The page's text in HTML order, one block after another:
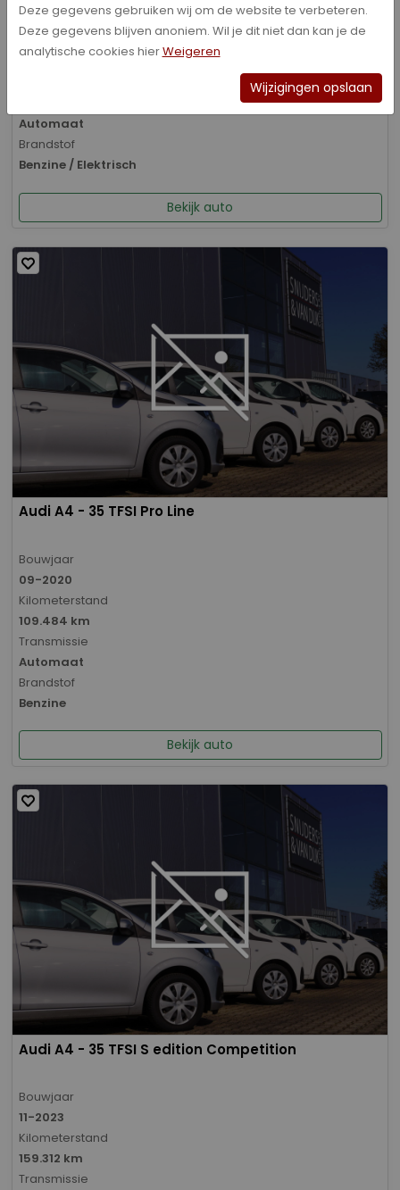
Bouwjaar
01-2026
Kilometerstand
Automaat
Brandstof
Benzine / Elektrisch
Bekijk auto
Audi A4 - 35 TFSI Pro Line
Bouwjaar
09-2020
Kilometerstand
109.484 km
Transmissie
Automaat
Brandstof
Benzine
Bekijk auto
Audi A4 - 35 TFSI S edition Competition
Bouwjaar
11-2023
Kilometerstand
159.312 km
Transmissie
Deze gegevens gebruiken wij om de website te verbeteren.
Deze gegevens blijven anoniem. Wil je dit niet dan kan je de
analytische cookies hierWeigeren
Wijzigingen opslaan